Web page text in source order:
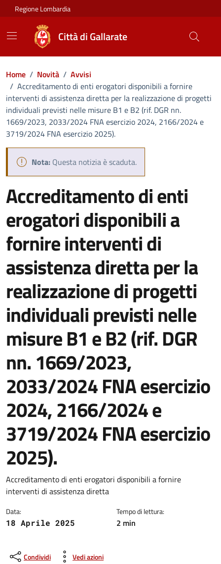
Vai ai contenuti
Vai al footer
Regione Lombardia
Città di Gallarate
Home / Novità / Avvisi
/ Accreditamento di enti erogatori disponibili a fornire
interventi di assistenza diretta per la realizzazione di progetti
individuali previsti nelle misure B1 e B2 (rif. DGR nn.
1669/2023, 2033/2024 FNA esercizio 2024, 2166/2024 e
3719/2024 FNA esercizio 2025).
Nota: Questa notizia è scaduta.
Accreditamento di enti
erogatori disponibili a
fornire interventi di
assistenza diretta per la
realizzazione di progetti
individuali previsti nelle
misure B1 e B2 (rif. DGR
nn. 1669/2023,
2033/2024 FNA esercizio
2024, 2166/2024 e
3719/2024 FNA esercizio
2025).
Dettagli della notizia
Accreditamento di enti erogatori disponibili a fornire
interventi di assistenza diretta
Data:
18 Aprile 2025
Tempo di lettura:
2 min
Condividi Vedi azioni